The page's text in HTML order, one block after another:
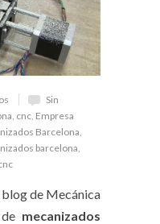
Sin
cnc Empresa
Barcelona
barcelona
blog de Mecánica
mecanizados